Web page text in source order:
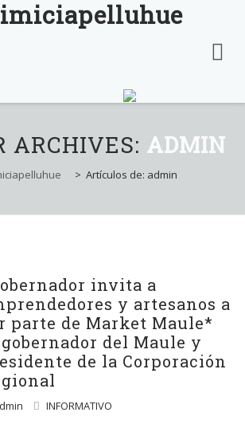
ARCHIVES: ADMIN
> Artículos de: admin
invita a
y artesanos a
parte de Market Maule*
del Maule y
de la Corporación
INFORMATIVO